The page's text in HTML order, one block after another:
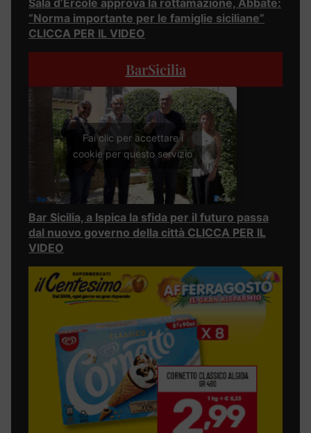
Sala d’Ercole approva la rottamazione, Abbate:
“Norma importante per le famiglie siciliane”
CLICCA PER IL VIDEO
BarSicilia
Fai clic per accettare i
cookie per questo servizio
Bar Sicilia, a Ispica la sfida per il futuro passa
dal nuovo governo della città CLICCA PER IL
VIDEO